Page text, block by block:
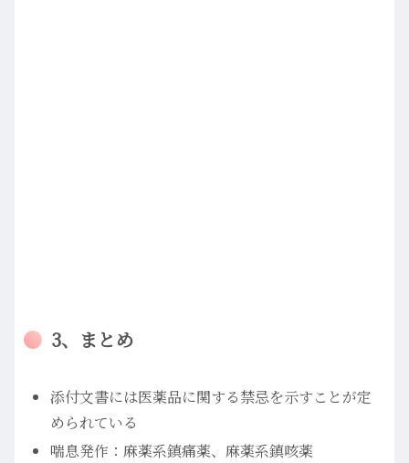
3、まとめ
添付文書には医薬品に関する禁忌を示すことが定
められている
喘息発作：麻薬系鎮痛薬、麻薬系鎮咳薬